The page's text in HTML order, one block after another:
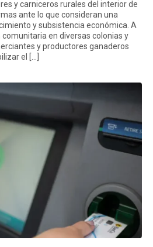
y carniceros rurales del interior de
ante lo que consideran una
y subsistencia económica. A
en diversas colonias y
y productores ganaderos
el […]